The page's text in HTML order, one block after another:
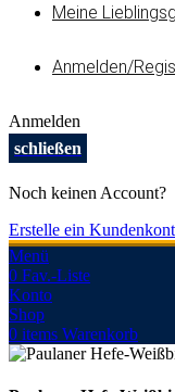
Meine
Anmelden/
Anmelden
schließen
Noch keinen Account?
Erstelle ein
Menü
0 Fav.-Liste
Konto
Shop
0 items Warenkorb